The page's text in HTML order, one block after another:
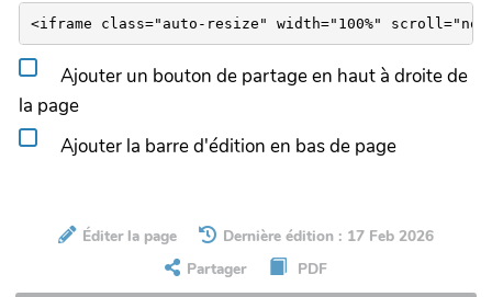
Ajouter un bouton de partage en haut à droite de
la page
Ajouter la barre d'édition en bas de page
Éditer la page
Dernière édition : 17 Feb 2026
Partager
PDF